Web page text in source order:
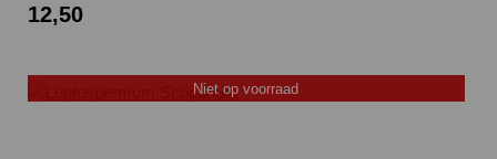
12,50
Niet op voorraad